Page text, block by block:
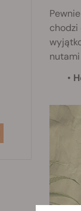
chodzi
•